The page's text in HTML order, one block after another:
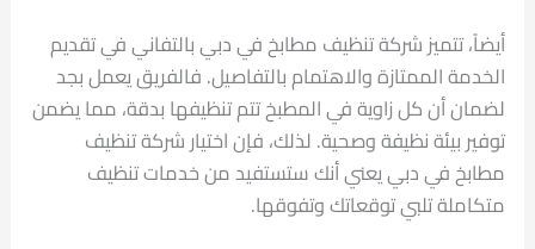
أيضاً، تتميز شركة تنظيف مطابخ في دبي بالتفاني في تقديم
الخدمة الممتازة والاهتمام بالتفاصيل. فالفريق يعمل بجد
لضمان أن كل زاوية في المطبخ تتم تنظيفها بدقة، مما يضمن
توفير بيئة نظيفة وصحية. لذلك، فإن اختيار شركة تنظيف
مطابخ في دبي يعني أنك ستستفيد من خدمات تنظيف
متكاملة تلبي توقعاتك وتفوقها.